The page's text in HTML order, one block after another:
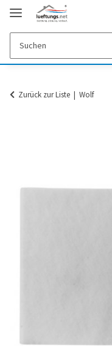
Zurück zur Liste Wolf